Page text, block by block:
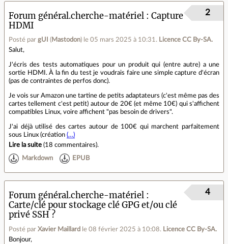
Forum général.cherche-matériel
Capture
HDMI
Posté par gUI ( Mastodon) le 05 mars 2025 à 10:31 . Licence CC By‑SA.
2
Salut,
J'écris des tests automatiques pour un produit qui (entre autre) a une
sortie HDMI. À la fin du test je voudrais faire une simple capture d'écran
(pas de contraintes de perfos donc).
Je vois sur Amazon une tartine de petits adaptateurs (c'est même pas des
cartes tellement c'est petit) autour de 20€ (et même 10€) qui s'affichent
compatibles Linux, voire affichent "pas besoin de drivers".
J'ai déjà utilisé des cartes autour de 100€ qui marchent parfaitement
sous Linux (création (…)
Lire la suite (18 commentaires).
Markdown EPUB
Forum général.cherche-matériel
Carte/clé pour stockage clé GPG et/ou clé
privé SSH ?
Posté par Xavier Maillard le 08 février 2025 à 10:08. Licence CC By‑SA.
4
Bonjour,